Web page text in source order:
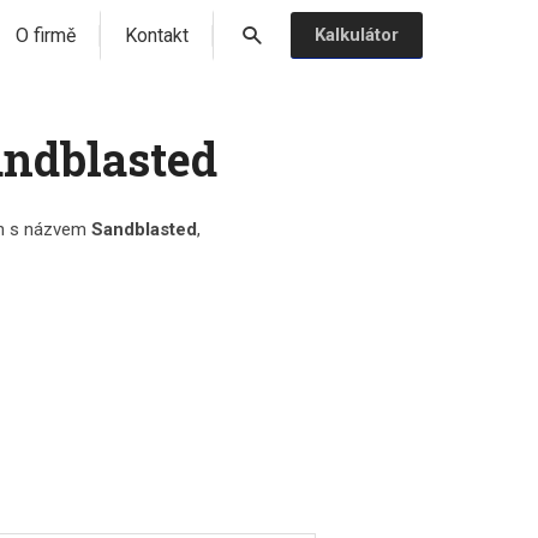
O firmě Kontakt Kalkulátor
s názvem Sandblasted,